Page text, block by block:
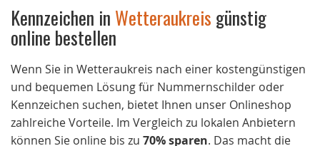
Kennzeichen inWetteraukreisgünstig
online bestellen
Wenn Sie in Wetteraukreis nach einer kostengünstigen
und bequemen Lösung für Nummernschilder oder
Kennzeichen suchen, bietet Ihnen unser Onlineshop
zahlreiche Vorteile. Im Vergleich zu lokalen Anbietern
können Sie online bis zu 70% sparen. Das macht die